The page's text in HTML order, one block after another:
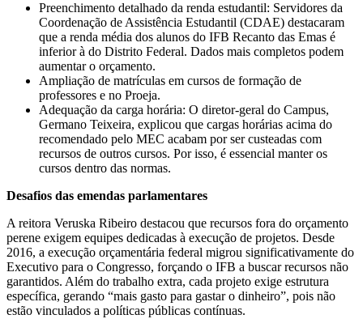
Preenchimento detalhado da renda estudantil: Servidores da
Coordenação de Assistência Estudantil (CDAE) destacaram
que a renda média dos alunos do IFB Recanto das Emas é
inferior à do Distrito Federal. Dados mais completos podem
aumentar o orçamento.
Ampliação de matrículas em cursos de formação de
professores e no Proeja.
Adequação da carga horária: O diretor-geral do Campus,
Germano Teixeira, explicou que cargas horárias acima do
recomendado pelo MEC acabam por ser custeadas com
recursos de outros cursos. Por isso, é essencial manter os
cursos dentro das normas.
Desafios das emendas parlamentares
A reitora Veruska Ribeiro destacou que recursos fora do orçamento
perene exigem equipes dedicadas à execução de projetos. Desde
2016, a execução orçamentária federal migrou significativamente do
Executivo para o Congresso, forçando o IFB a buscar recursos não
garantidos. Além do trabalho extra, cada projeto exige estrutura
específica, gerando “mais gasto para gastar o dinheiro”, pois não
estão vinculados a políticas públicas contínuas.